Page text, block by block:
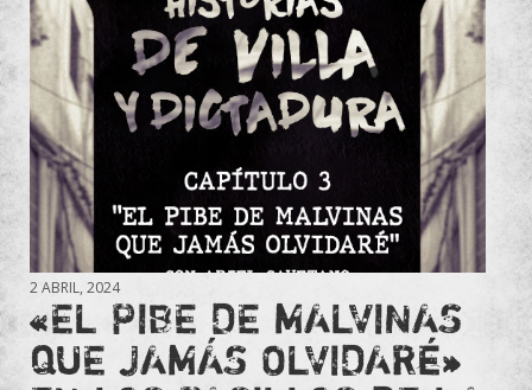
2 ABRIL, 2024
«EL PIBE DE MALVINAS
QUE JAMÁS OLVIDARÉ»